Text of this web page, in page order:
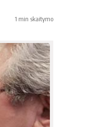
1 min skaitymo